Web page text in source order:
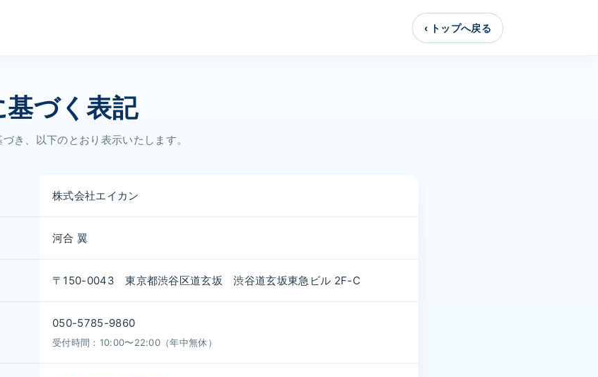
‹ トップへ戻る
づく表記
き、以下のとおり表示いたします。
株式会社エイカン
河合 翼
〒150-0043 東京都渋谷区道玄坂 渋谷道玄坂東急ビル 2F-C
050-5785-9860
受付時間：10:00〜22:00（年中無休）